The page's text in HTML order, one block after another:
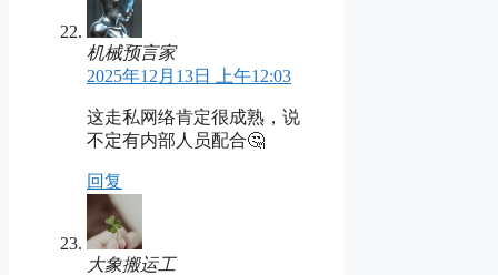
机械预言家
2025年12月13日 上午12:03
这走私网络肯定很成熟，说
不定有内部人员配合🤔
回复
大象搬运工